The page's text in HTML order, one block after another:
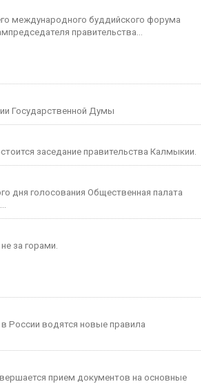
международного буддийского форума
правительства...
Государственной Думы
заседание правительства Калмыкии.
дня голосования Общественная палата
за горами.
России водятся новые правила
прием документов на основные